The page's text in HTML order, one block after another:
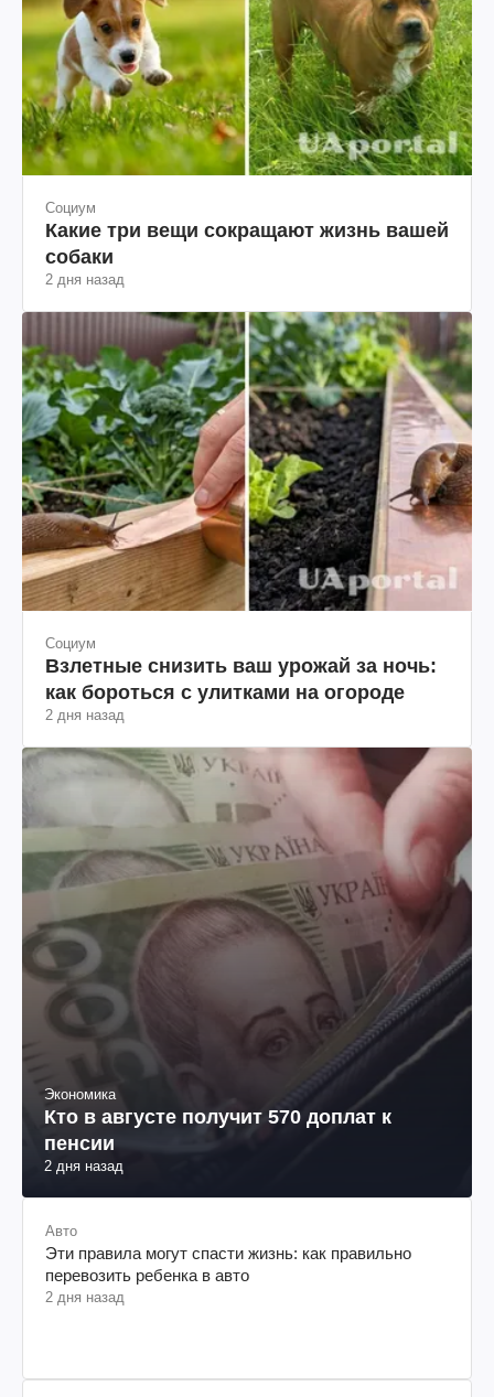
Социум
Какие три вещи сокращают жизнь вашей
собаки
2 дня назад
Социум
Взлетные снизить ваш урожай за ночь:
как бороться с улитками на огороде
2 дня назад
Экономика
Кто в августе получит 570 доплат к
пенсии
2 дня назад
Авто
Эти правила могут спасти жизнь: как правильно
перевозить ребенка в авто
2 дня назад